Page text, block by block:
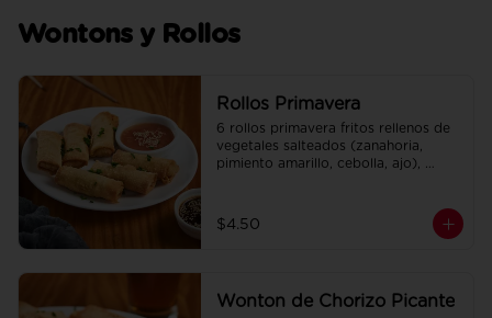
Wontons y Rollos
Rollos Primavera
6 rollos primavera fritos rellenos de
vegetales salteados (zanahoria,
pimiento amarillo, cebolla, ajo),
agridulce.
$4.50
Wonton de Chorizo Picante